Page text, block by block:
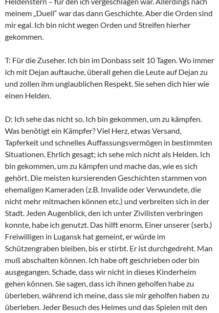
meinem „Duell“ war das dann Geschichte. Aber die Orden sind
mir egal. Ich bin nicht wegen Orden und Streifen hierher
gekommen.
T: Für die Zuseher. Ich bin im Donbass seit 10 Tagen. Wo immer
ich mit Dejan auftauche, überall gehen die Leute auf Dejan zu
und zollen ihm unglaublichen Respekt. Sie sehen dich hier wie
einen Helden.
D: Ich sehe das nicht so. Ich bin gekommen, um zu kämpfen.
Was benötigt ein Kämpfer? Viel Herz, etwas Versand,
Tapferkeit und schnelles Auffassungsvermögen in bestimmten
Situationen. Ehrlich gesagt; ich sehe mich nicht als Helden. Ich
bin gekommen, um zu kämpfen und mache das, wie es sich
gehört. Die meisten kursierenden Geschichten stammen von
ehemaligen Kameraden (z.B. Invalide oder Verwundete, die
nicht mehr mitmachen können etc.) und verbreiten sich in der
Stadt. Jeden Augenblick, den ich unter Zivilisten verbringen
konnte, habe ich genutzt. Das hilft enorm. Einer unserer (serb.)
Freiwilligen in Lugansk hat gemeint, er würde im
Schützengraben bleiben, bis er stirbt. Er ist durchgedreht. Man
muß abschalten können. Ich habe oft geschrieben oder bin
ausgegangen. Schade, dass wir nicht in dieses Kinderheim
gehen können. Sie sagen, dass ich ihnen geholfen habe zu
überleben, während ich meine, dass sie mir geholfen haben zu
überleben. Jeder Besuch des Heimes und das Spielen mit den